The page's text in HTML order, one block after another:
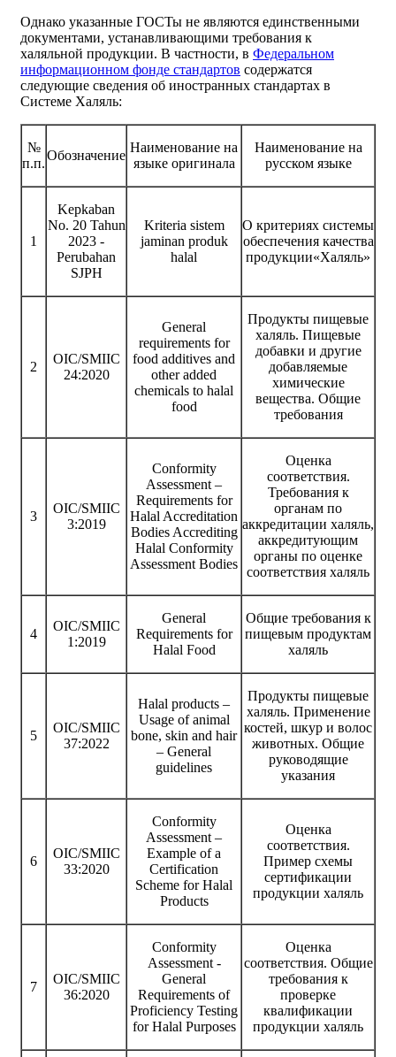
Однако указанные ГОСТы не являются единственными
документами, устанавливающими требования к
халяльной продукции. В частности, в Федеральном
информационном фонде стандартов содержатся
следующие сведения об иностранных стандартах в
Системе Халяль:
№
п.п.
Обозначение
Наименование на
языке оригинала
Наименование на
русском языке
1
Kepkaban
No. 20 Tahun
2023 -
Perubahan
SJPH
Kriteria sistem
jaminan produk
halal
О критериях системы
обеспечения качества
продукции«Халяль»
2
OIC/SMIIC
24:2020
General
requirements for
food additives and
other added
chemicals to halal
food
Продукты пищевые
халяль. Пищевые
добавки и другие
добавляемые
химические
вещества. Общие
требования
3
OIC/SMIIC
3:2019
Conformity
Assessment –
Requirements for
Halal Accreditation
Bodies Accrediting
Halal Conformity
Assessment Bodies
Оценка
соответствия.
Требования к
органам по
аккредитации халяль,
аккредитующим
органы по оценке
соответствия халяль
4
OIC/SMIIC
1:2019
General
Requirements for
Halal Food
Общие требования к
пищевым продуктам
халяль
5
OIC/SMIIC
37:2022
Halal products –
Usage of animal
bone, skin and hair
– General
guidelines
Продукты пищевые
халяль. Применение
костей, шкур и волос
животных. Общие
руководящие
указания
6
OIC/SMIIC
33:2020
Conformity
Assessment –
Example of a
Certification
Scheme for Halal
Products
Оценка
соответствия.
Пример схемы
сертификации
продукции халяль
7
OIC/SMIIC
36:2020
Conformity
Assessment -
General
Requirements of
Proficiency Testing
for Halal Purposes
Оценка
соответствия. Общие
требования к
проверке
квалификации
продукции халяль